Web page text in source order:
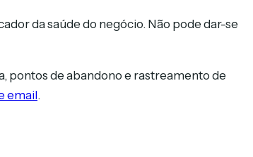
da saúde do negócio. Não pode dar-se
pontos de abandono e rastreamento de
email.